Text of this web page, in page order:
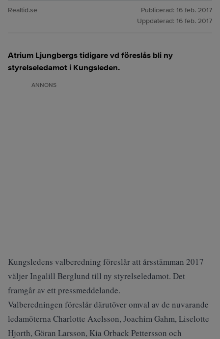
Realtid.se Publicerad: 16 feb. 2017
Uppdaterad: 16 feb. 2017
Atrium Ljungbergs tidigare vd föreslås bli ny
styrelseledamot i Kungsleden.
ANNONS
Kungsledens valberedning föreslår att årsstämman 2017
väljer Ingalill Berglund till ny styrelseledamot. Det
framgår av ett pressmeddelande.
Valberedningen föreslår därutöver omval av de nuvarande
ledamöterna Charlotte Axelsson, Joachim Gahm, Liselotte
Hjorth, Göran Larsson, Kia Orback Pettersson och